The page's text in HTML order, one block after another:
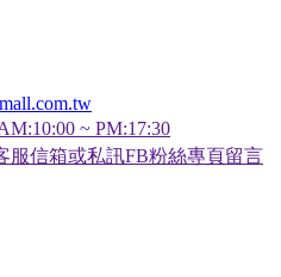
~ PM:17:30
服信箱或私訊FB粉絲專頁留言